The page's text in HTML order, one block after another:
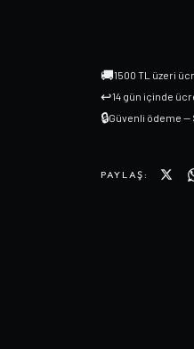
🚚1500 TL üzeri
↩14 gün içinde
🔒Güvenli ödeme —
PAYLAŞ: